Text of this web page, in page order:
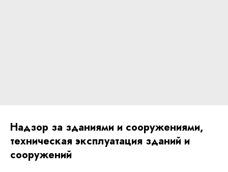
Надзор за зданиями и сооружениями,
техническая эксплуатация зданий и
сооружений